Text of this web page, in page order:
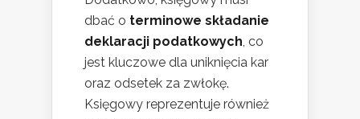
dbać o terminowe składanie
deklaracji podatkowych, co
jest kluczowe dla uniknięcia kar
oraz odsetek za zwłokę.
Księgowy reprezentuje również